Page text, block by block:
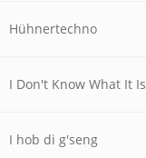
Hühnertechno
I Don't Know What It Is
I hob di g'seng